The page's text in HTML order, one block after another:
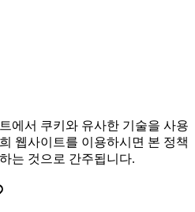
에서 쿠키와 유사한 기술을 사용
웹사이트를 이용하시면 본 정책
는 것으로 간주됩니다.